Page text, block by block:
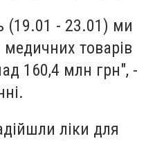
(19.01 - 23.01) ми
медичних товарів
160,4 млн грн", -
ліки для